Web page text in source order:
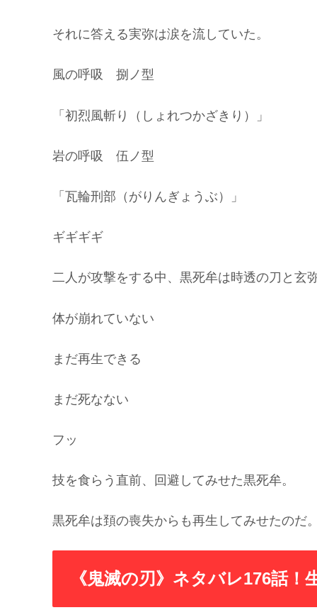
それに答える実弥は涙を流していた。
風の呼吸 捌ノ型
「初烈風斬り（しょれつかざきり）」
岩の呼吸 伍ノ型
「瓦輪刑部（がりんぎょうぶ）」
ギギギギ
二人が攻撃をする中、黒死牟は時透の刀と玄
体が崩れていない
まだ再生できる
まだ死なない
フッ
技を食らう直前、回避してみせた黒死牟。
黒死牟は頚の喪失からも再生してみせたのだ
《鬼滅の刃》ネタバレ176話！